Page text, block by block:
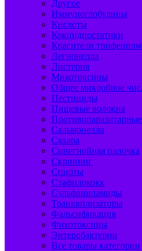
Другое
Иммуноглобулины
Кислоты
Кокцидиостатики
Красители
Легионелла
Листерия
Микотоксины
Общее микробное
Пестициды
Пищевые волокна
Сальмонелла
Сахара
Синегнойная палочка
Скрининг
Спирты
Стафилококк
Сульфаниламиды
Транквилизаторы
Фальсификация
Фикотоксины
Энтеробактерии
Все товары категории